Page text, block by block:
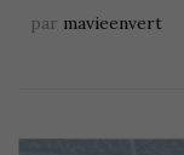
par mavieenvert